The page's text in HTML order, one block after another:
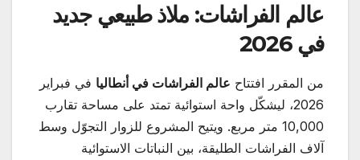
عالم الفراشات: ملاذ طبيعي جديد
في 2026
من المقرر افتتاح عالم الفراشات في أنطاليا في فبراير
2026، ليشكّل واحة استوائية تمتد على مساحة تقارب
10,000 متر مربع. ويتيح المشروع للزوار التجوّل وسط
آلاف الفراشات الطليقة، بين النباتات الاستوائية